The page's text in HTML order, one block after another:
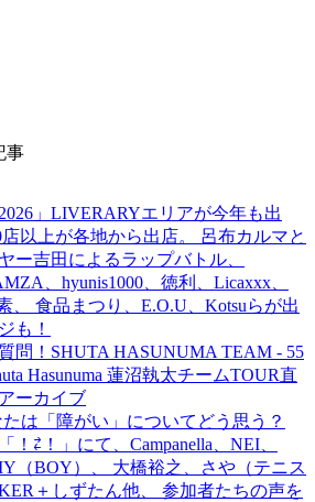
事
」LIVERARYエリアが今年も出
以上が各地から出店。 呂布カルマと
ー吉田によるラップバトル、
、hyunis1000、徳利、Licaxxx、
、 食品まつり、E.O.U、Kotsuらが出
も！
問！SHUTA HASUNUMA TEAM - 55
Hasunuma 蓮沼執太チームTOUR直
ーカイブ
たは「障がい」についてどう思う？
！⇄！」にて、Campanella、NEI、
（BOY）、 大橋裕之、さや（テニス
＋しずたん他、 参加者たちの声を